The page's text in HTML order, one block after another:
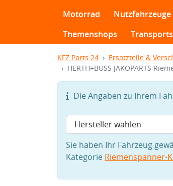
Motorrad
Nutzfahrzeuge
Themenshops
KFZ Parts 24 Ersatzteile &
HERTH+BUSS JAKOPARTS
Die Angaben zu Ihrem
Sie haben Ihr Fahrzeug
Kategorie Riemenspanner-